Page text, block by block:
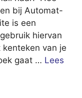
bij Automat-
is een
hiervan
van je
gaat … Lees